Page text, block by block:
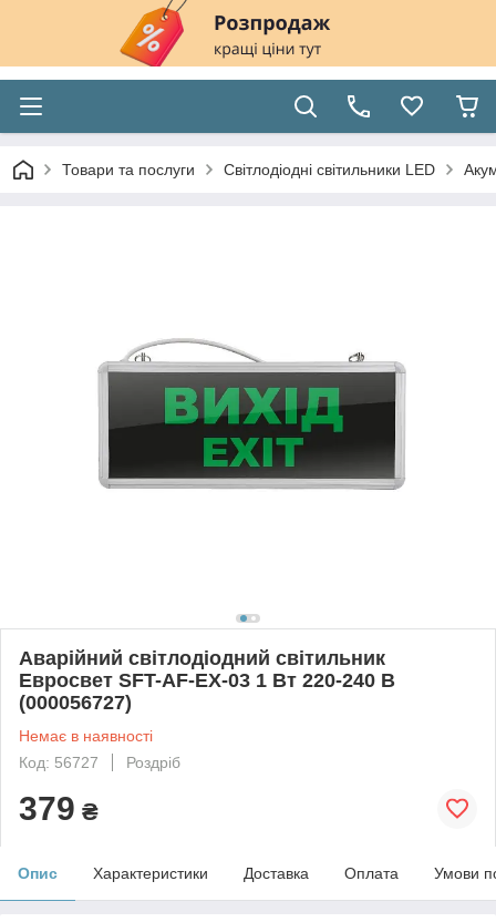
Товари та послуги Світлодіодні світильники LED
Аварійний світлодіодний світильник
Евросвет SFT-AF-EX-03 1 Вт 220-240 В
(000056727)
Немає в наявності
Код: 56727
Роздріб
379 ₴
Опис Характеристики Доставка Оплата Умови